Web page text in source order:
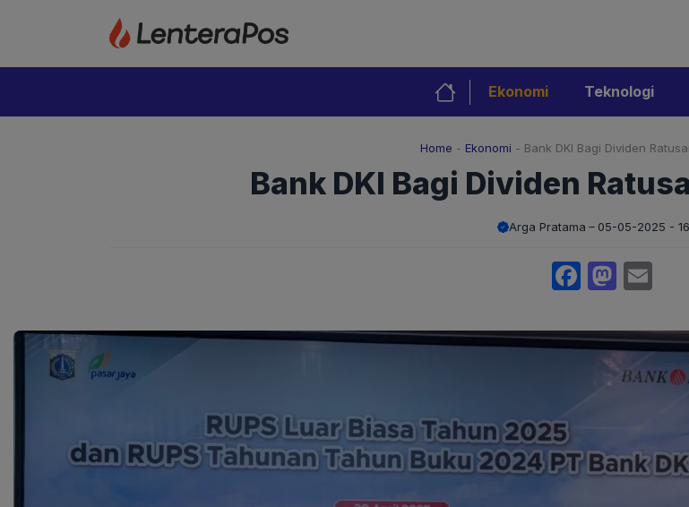
Ekonomi Teknologi
Home - Ekonomi - Bank DKI Bagi Dividen
Bank DKI Bagi Dividen
Arga Pratama 05-05-2025 -